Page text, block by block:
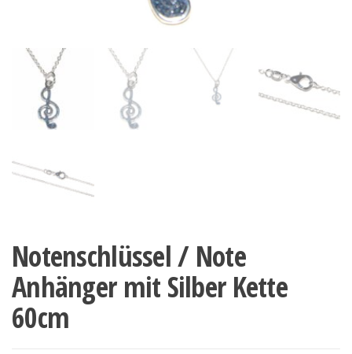
Notenschlüssel / Note
Anhänger mit Silber Kette
60cm